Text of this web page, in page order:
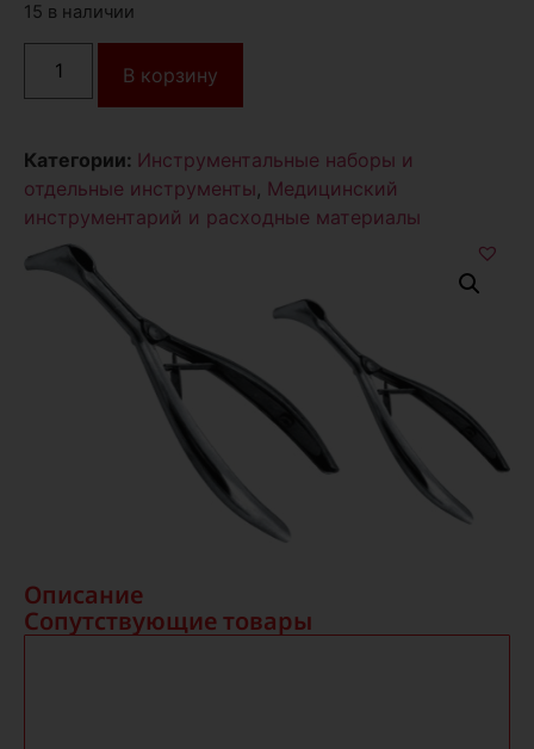
15 в наличии
В корзину
Категории: Инструментальные наборы и
отдельные инструменты, Медицинский
инструментарий и расходные материалы
Описание
Сопутствующие товары